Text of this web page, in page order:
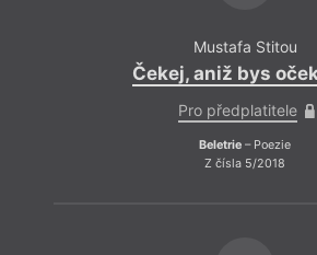
Mustafa Stitou
Čekej, aniž bys
Pro předplatitele
Beletrie – Poezie
Z čísla 5/2018